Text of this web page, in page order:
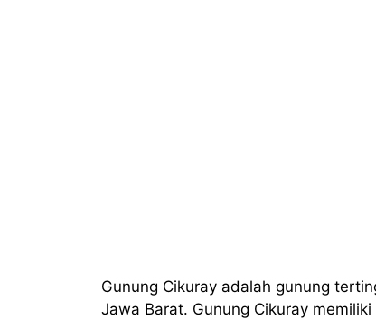
Gunung Cikuray adalah gunung
Jawa Barat. Gunung Cikuray